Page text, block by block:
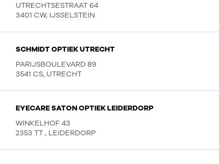
UTRECHTSESTRAAT 64
3401 CW, IJSSELSTEIN
SCHMIDT OPTIEK UTRECHT
PARIJSBOULEVARD 89
3541 CS, UTRECHT
EYECARE SATON OPTIEK LEIDERDORP
WINKELHOF 43
2353 TT , LEIDERDORP